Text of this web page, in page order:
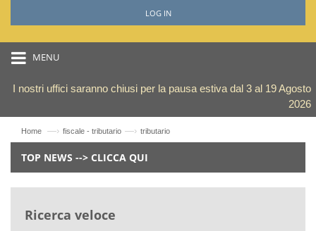
LOG IN
MENU
I nostri uffici saranno chiusi per la pausa estiva dal 3 al 19 Agosto
2026
Home —› fiscale - tributario —› tributario
TOP NEWS --> CLICCA QUI
Ricerca veloce